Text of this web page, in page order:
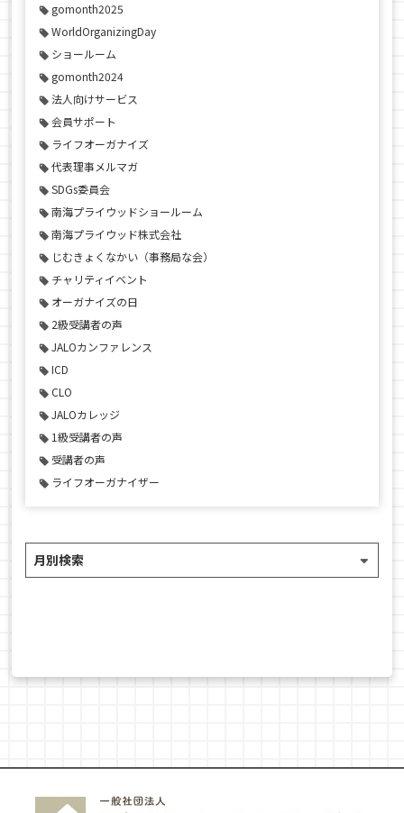
gomonth2025
WorldOrganizingDay
ショールーム
gomonth2024
法人向けサービス
会員サポート
ライフオーガナイズ
代表理事メルマガ
SDGs委員会
南海プライウッドショールーム
南海プライウッド株式会社
じむきょくなかい（事務局な会）
チャリティイベント
オーガナイズの日
2級受講者の声
JALOカンファレンス
ICD
CLO
JALOカレッジ
1級受講者の声
受講者の声
ライフオーガナイザー